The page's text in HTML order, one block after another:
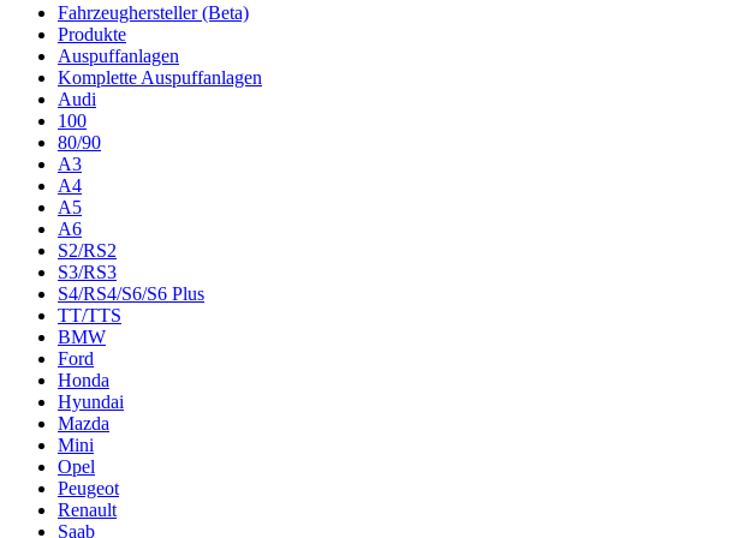
Fahrzeughersteller (Beta)
Produkte
Auspuffanlagen
Komplette Auspuffanlagen
Audi
100
80/90
A3
A4
A5
A6
S2/RS2
S3/RS3
S4/RS4/S6/S6 Plus
TT/TTS
BMW
Ford
Honda
Hyundai
Mazda
Mini
Opel
Peugeot
Renault
Saab